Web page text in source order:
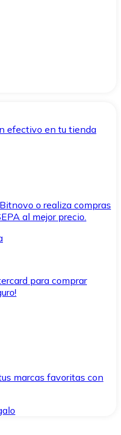
efectivo en tu tienda
o realiza compras
al mejor precio.
para comprar
marcas favoritas con